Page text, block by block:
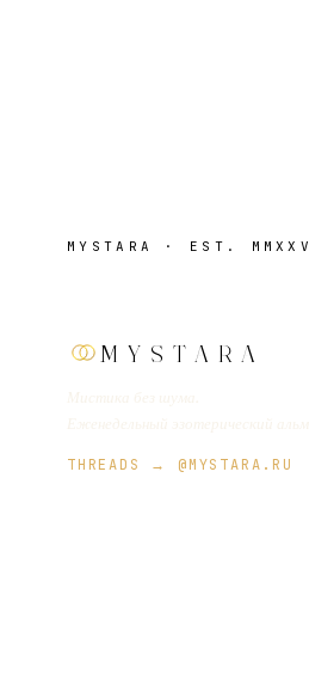
MYSTARA · EST. MMXXV
MYSTARA
THREADS → @MYSTARA.RU